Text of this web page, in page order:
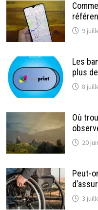
9
Les
plus
8
Où
20
Peut-
3